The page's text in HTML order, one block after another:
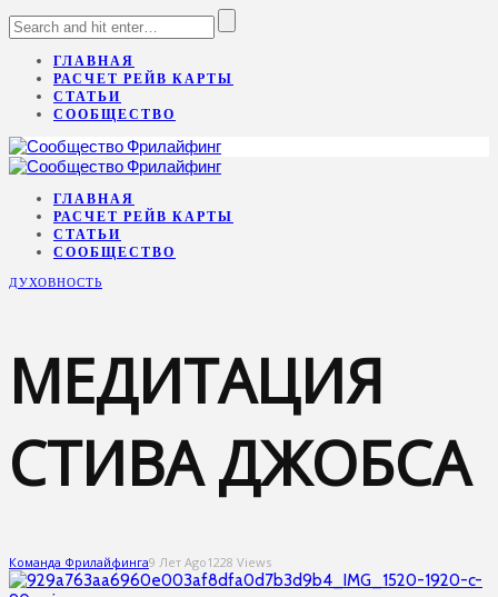
ГЛАВНАЯ
РАСЧЕТ РЕЙВ КАРТЫ
СТАТЬИ
СООБЩЕСТВО
ГЛАВНАЯ
РАСЧЕТ РЕЙВ КАРТЫ
СТАТЬИ
СООБЩЕСТВО
ДУХОВНОСТЬ
МЕДИТАЦИЯ
СТИВА ДЖОБСА
Команда Фрилайфинга9 Лет Ago1228 Views